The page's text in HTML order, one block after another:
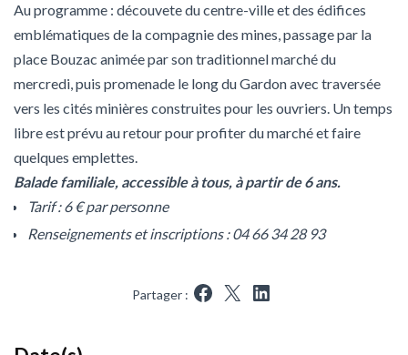
Au programme : découvete du centre-ville et des édifices
emblématiques de la compagnie des mines, passage par la
place Bouzac animée par son traditionnel marché du
mercredi, puis promenade le long du Gardon avec traversée
vers les cités minières construites pour les ouvriers. Un temps
libre est prévu au retour pour profiter du marché et faire
quelques emplettes.
Balade familiale, accessible à tous, à partir de 6 ans.
Tarif : 6 € par personne
Renseignements et inscriptions : 04 66 34 28 93
Partager : Partager sur Facebook
Partager sur X
Partager sur LinkedIn